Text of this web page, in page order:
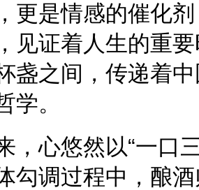
更是情感的催化
见证着人生的重
盏之间，传递着
学。
，心悠然以“一口
勾调过程中，酿